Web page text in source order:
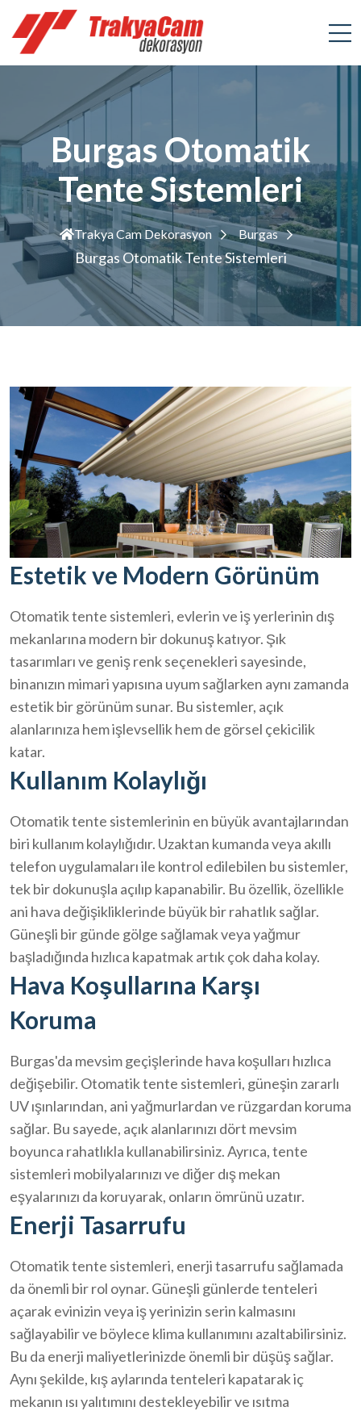
Burgas Otomatik
Tente Sistemleri
Trakya Cam Dekorasyon Burgas
Burgas Otomatik Tente Sistemleri
Estetik ve Modern Görünüm
Otomatik tente sistemleri, evlerin ve iş yerlerinin dış
mekanlarına modern bir dokunuş katıyor. Şık
tasarımları ve geniş renk seçenekleri sayesinde,
binanızın mimari yapısına uyum sağlarken aynı zamanda
estetik bir görünüm sunar. Bu sistemler, açık
alanlarınıza hem işlevsellik hem de görsel çekicilik
katar.
Kullanım Kolaylığı
Otomatik tente sistemlerinin en büyük avantajlarından
biri kullanım kolaylığıdır. Uzaktan kumanda veya akıllı
telefon uygulamaları ile kontrol edilebilen bu sistemler,
tek bir dokunuşla açılıp kapanabilir. Bu özellik, özellikle
ani hava değişikliklerinde büyük bir rahatlık sağlar.
Güneşli bir günde gölge sağlamak veya yağmur
başladığında hızlıca kapatmak artık çok daha kolay.
Hava Koşullarına Karşı
Koruma
Burgas'da mevsim geçişlerinde hava koşulları hızlıca
değişebilir. Otomatik tente sistemleri, güneşin zararlı
UV ışınlarından, ani yağmurlardan ve rüzgardan koruma
sağlar. Bu sayede, açık alanlarınızı dört mevsim
boyunca rahatlıkla kullanabilirsiniz. Ayrıca, tente
sistemleri mobilyalarınızı ve diğer dış mekan
eşyalarınızı da koruyarak, onların ömrünü uzatır.
Enerji Tasarrufu
Otomatik tente sistemleri, enerji tasarrufu sağlamada
da önemli bir rol oynar. Güneşli günlerde tenteleri
açarak evinizin veya iş yerinizin serin kalmasını
sağlayabilir ve böylece klima kullanımını azaltabilirsiniz.
Bu da enerji maliyetlerinizde önemli bir düşüş sağlar.
Aynı şekilde, kış aylarında tenteleri kapatarak iç
mekanın ısı yalıtımını destekleyebilir ve ısıtma